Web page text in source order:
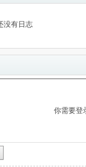
没有日志
你需要登